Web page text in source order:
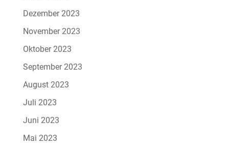
Dezember 2023
November 2023
Oktober 2023
September 2023
August 2023
Juli 2023
Juni 2023
Mai 2023